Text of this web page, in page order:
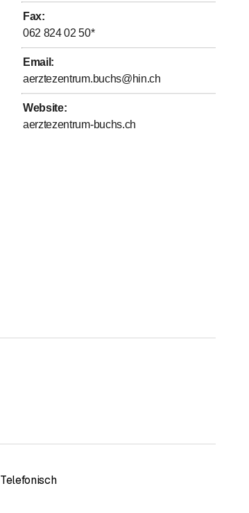
Fax:
062 824 02 50*
Email :
aerztezentrum.buchs@hin.ch
Website:
aerztezentrum-buchs.ch
Telefonisch